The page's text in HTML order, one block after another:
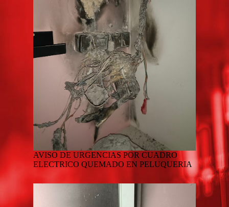
AVISO DE URGENCIAS POR CUADRO
ELECTRICO QUEMADO EN PELUQUERIA